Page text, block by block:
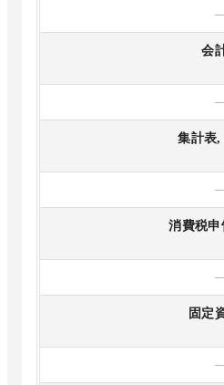
会
集計表,
消費税申
固定